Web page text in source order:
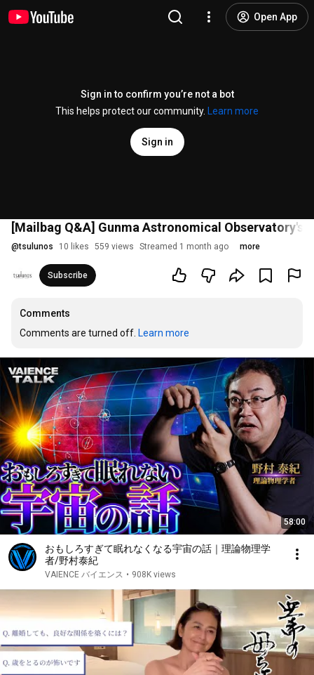
Open App
Sign in to confirm you’re not a bot
This helps protect our community.
Learn more
Sign in
[Mailbag Q&A] Gunma Astronomical Observatory's
@tsulunos 10 likes 559 views Streamed 1 month ago more
Subscribe
Comments
Comments are turned off. Learn more
58:00
おもしろすぎて眠れなくなる宇宙の話｜理論物理学
者/野村泰紀
VAIENCE バイエンス • 908K views